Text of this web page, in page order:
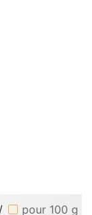
/ pour 100 g